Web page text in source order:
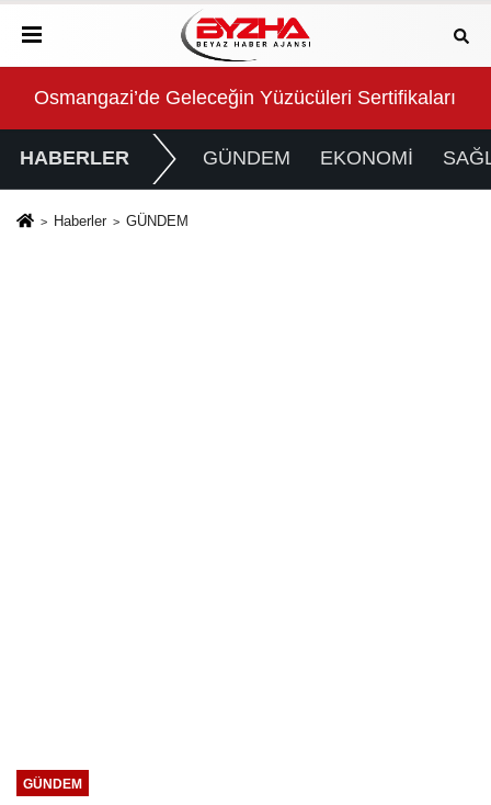
Aldı
Konya Büyükşehir Zabıtası Toplu Taşıma
HABERLER GÜNDEM EKONOMİ
Haberler GÜNDEM
GÜNDEM